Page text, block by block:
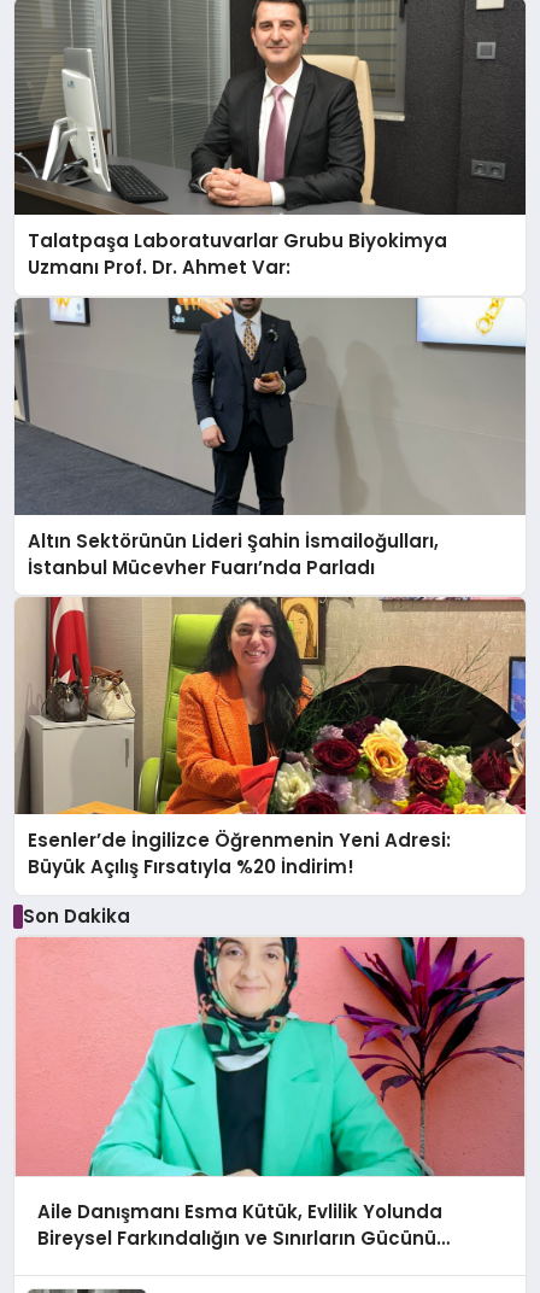
Talatpaşa Laboratuvarlar Grubu Biyokimya
Uzmanı Prof. Dr. Ahmet Var:
Altın Sektörünün Lideri Şahin İsmailoğulları,
İstanbul Mücevher Fuarı’nda Parladı ￼
Esenler’de İngilizce Öğrenmenin Yeni Adresi:
Büyük Açılış Fırsatıyla %20 İndirim!
Son Dakika
Aile Danışmanı Esma Kütük, Evlilik Yolunda
Bireysel Farkındalığın ve Sınırların Gücünü